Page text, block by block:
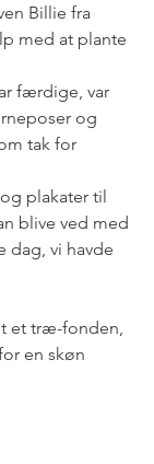
Billie fra
med at plante
færdige, var
og
tak for
plakater til
blive ved med
dag, vi havde
et træ-fonden,
en skøn